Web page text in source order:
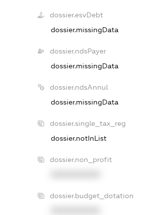
dossier.esvDebt
dossier.missingData
dossier.ndsPayer
dossier.missingData
dossier.ndsAnnul
dossier.missingData
dossier.single_tax_reg
dossier.notInList
dossier.non_profit
dossier.budget_dotation